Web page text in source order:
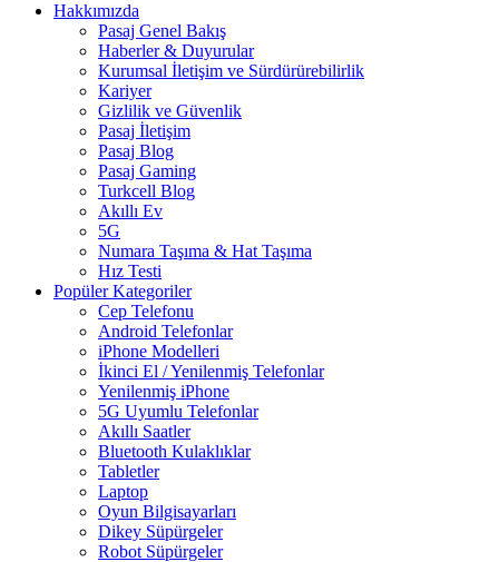
Hakkımızda
Pasaj Genel Bakış
Haberler & Duyurular
Kurumsal İletişim ve Sürdürürebilirlik
Kariyer
Gizlilik ve Güvenlik
Pasaj İletişim
Pasaj Blog
Pasaj Gaming
Turkcell Blog
Akıllı Ev
5G
Numara Taşıma & Hat Taşıma
Hız Testi
Popüler Kategoriler
Cep Telefonu
Android Telefonlar
iPhone Modelleri
İkinci El / Yenilenmiş Telefonlar
Yenilenmiş iPhone
5G Uyumlu Telefonlar
Akıllı Saatler
Bluetooth Kulaklıklar
Tabletler
Laptop
Oyun Bilgisayarları
Dikey Süpürgeler
Robot Süpürgeler